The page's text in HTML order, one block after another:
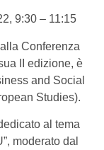
9:30 – 11:15
Conferenza
II edizione, è
and Social
Studies).
al tema
moderato dal